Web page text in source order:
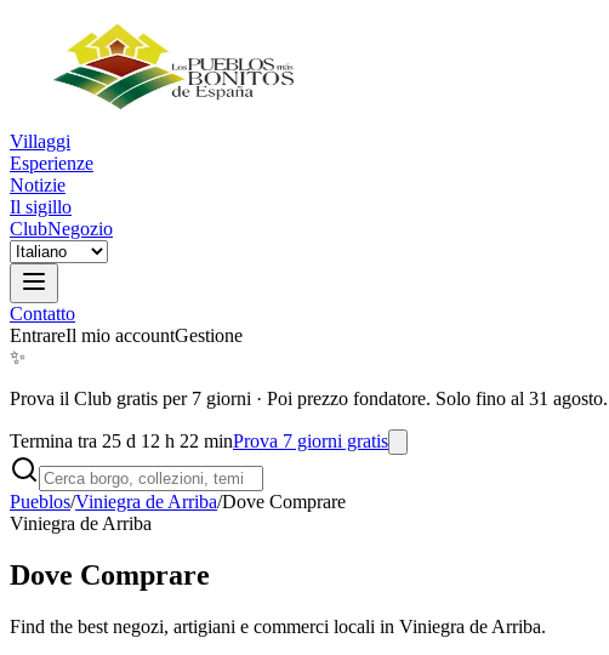
Villaggi
Esperienze
Notizie
Il sigillo
ClubNegozio
Contatto
EntrareIl mio accountGestione
✨
Prova il Club gratis per 7 giorni · Poi prezzo fondatore. Solo fino al 31 agosto.
Termina tra 25 d 12 h 22 minProva 7 giorni gratis
Pueblos/Viniegra de Arriba/Dove Comprare
Viniegra de Arriba
Dove Comprare
Find the best negozi, artigiani e commerci locali in Viniegra de Arriba.